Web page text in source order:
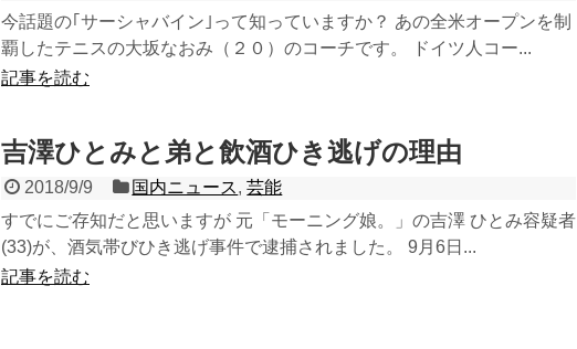
今話題の｢サーシャバイン｣って知っていますか？ あの全米オープンを制
覇したテニスの大坂なおみ（２０）のコーチです。 ドイツ人コー...
記事を読む
吉澤ひとみと弟と飲酒ひき逃げの理由
2018/9/9 国内ニュース,芸能
すでにご存知だと思いますが 元「モーニング娘。」の吉澤 ひとみ容疑者
(33)が、酒気帯びひき逃げ事件で逮捕されました。 9月6日...
記事を読む